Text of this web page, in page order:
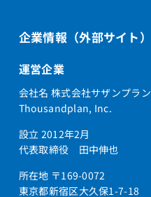
企業情報（外部サイト）
運営企業
会社名 株式会社サザンプラン
Thousandplan, Inc.
設立 2012年2月
代表取締役 田中伸也
所在地 〒169-0072
東京都新宿区大久保1-7-18